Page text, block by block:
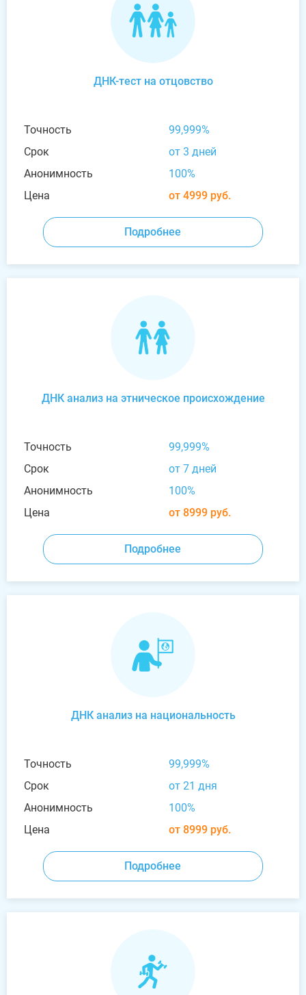
ДНК-тест на отцовство
Точность
99,999%
Срок
от 3 дней
Анонимность
100%
Цена
от 4999 руб.
Подробнее
ДНК анализ на этническое происхождение
Точность
99,999%
Срок
от 7 дней
Анонимность
100%
Цена
от 8999 руб.
Подробнее
ДНК анализ на национальность
Точность
99,999%
Срок
от 21 дня
Анонимность
100%
Цена
от 8999 руб.
Подробнее